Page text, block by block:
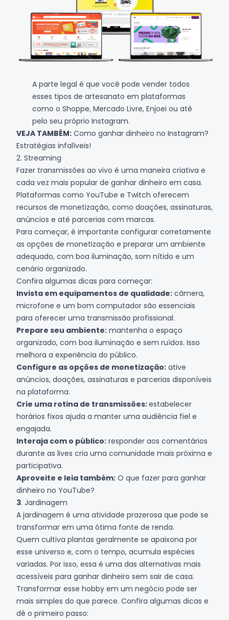
A parte legal é que você pode vender todos
esses tipos de artesanato em plataformas
como o Shoppe, Mercado Livre, Enjoei ou até
pelo seu próprio Instagram.
VEJA TAMBÉM: Como ganhar dinheiro no Instagram?
Estratégias infalíveis!
2. Streaming
Fazer transmissões ao vivo é uma maneira criativa e
cada vez mais popular de ganhar dinheiro em casa.
Plataformas como YouTube e Twitch oferecem
recursos de monetização, como doações, assinaturas,
anúncios e até parcerias com marcas.
Para começar, é importante configurar corretamente
as opções de monetização e preparar um ambiente
adequado, com boa iluminação, som nítido e um
cenário organizado.
Confira algumas dicas para começar:
Invista em equipamentos de qualidade: câmera,
microfone e um bom computador são essenciais
para oferecer uma transmissão profissional.
Prepare seu ambiente: mantenha o espaço
organizado, com boa iluminação e sem ruídos. Isso
melhora a experiência do público.
Configure as opções de monetização: ative
anúncios, doações, assinaturas e parcerias disponíveis
na plataforma.
Crie uma rotina de transmissões:estabelecer
horários fixos ajuda a manter uma audiência fiel e
engajada.
Interaja com o público: responder aos comentários
durante as lives cria uma comunidade mais próxima e
participativa.
Aproveite e leia também: O que fazer para ganhar
dinheiro no YouTube?
3. Jardinagem
A jardinagem é uma atividade prazerosa que pode se
transformar em uma ótima fonte de renda.
Quem cultiva plantas geralmente se apaixona por
esse universo e, com o tempo, acumula espécies
variadas. Por isso, essa é uma das alternativas mais
acessíveis para ganhar dinheiro sem sair de casa.
Transformar esse hobby em um negócio pode ser
mais simples do que parece. Confira algumas dicas e
dê o primeiro passo: